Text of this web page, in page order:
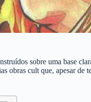
sobre uma base
cult que, apesar de